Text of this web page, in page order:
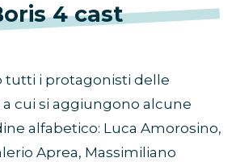
4 cast
tutti i protagonisti delle
cui si aggiungono alcune
alfabetico: Luca Amorosino,
Aprea, Massimiliano